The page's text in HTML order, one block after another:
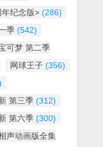
纪念版> (286)
季 (542)
可梦 第二季
网球王子 (356)
第三季 (312)
第六季 (300)
声动画版全集